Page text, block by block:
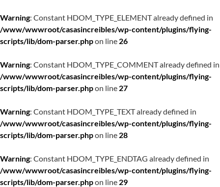
Warning: Constant HDOM_TYPE_ELEMENT already defined in
/www/wwwroot/casasincreibles/wp-content/plugins/flying-
scripts/lib/dom-parser.phpon line 26
Warning: Constant HDOM_TYPE_COMMENT already defined in
/www/wwwroot/casasincreibles/wp-content/plugins/flying-
scripts/lib/dom-parser.phpon line 27
Warning: Constant HDOM_TYPE_TEXT already defined in
/www/wwwroot/casasincreibles/wp-content/plugins/flying-
scripts/lib/dom-parser.phpon line 28
Warning: Constant HDOM_TYPE_ENDTAG already defined in
/www/wwwroot/casasincreibles/wp-content/plugins/flying-
scripts/lib/dom-parser.phpon line 29